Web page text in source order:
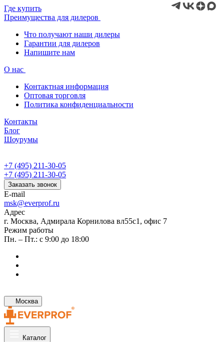
Где купить
Преимущества для дилеров
Что получают наши дилеры
Гарантии для дилеров
Напишите нам
О нас
Контактная информация
Оптовая торговля
Политика конфиденциальности
Контакты
Блог
Шоурумы
+7 (495) 211-30-05
+7 (495) 211-30-05
Заказать звонок
E-mail
msk@everprof.ru
Адрес
г. Москва, Адмирала Корнилова вл55с1, офис 7
Режим работы
Пн. – Пт.: с 9:00 до 18:00
Москва
Каталог